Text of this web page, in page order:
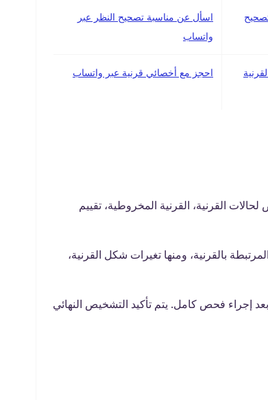
اسأل عن مناسبة تصحيح النظر عبر
واتساب
احجز مع أخصائي قرنية عبر واتساب
القرنية، القرنية المخروطية، تقييم
بالقرنية، ومنها تغيرات شكل القرنية،
إجراء فحص كامل. يتم تأكيد التشخيص النهائي